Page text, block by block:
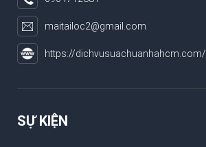
maitailoc2@gmail.com
https://dichvusuachuanhahcm.com/
SỰ KIỆN